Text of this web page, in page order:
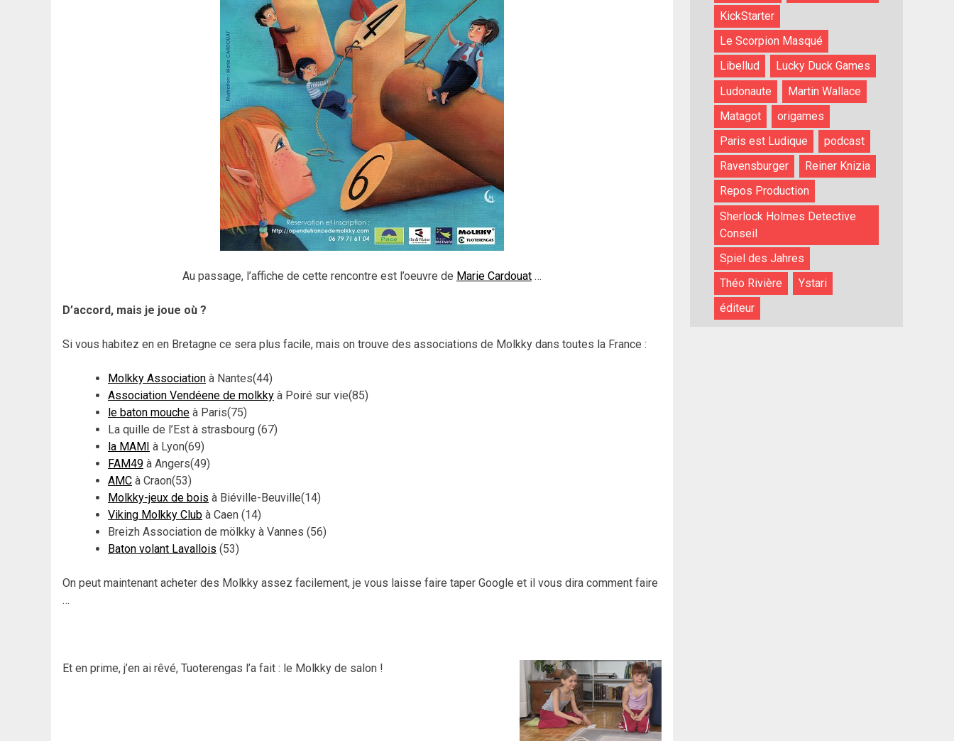
Au passage, l’affiche de cette rencontre est l’oeuvre de Marie Cardouat …
D’accord, mais je joue où ?
Si vous habitez en en Bretagne ce sera plus facile, mais on trouve des associations de Molkky dans toutes la France :
Molkky Association à Nantes(44)
Association Vendéene de molkky à Poiré sur vie(85)
le baton mouche à Paris(75)
La quille de l’Est à strasbourg (67)
la MAMI à Lyon(69)
FAM49 à Angers(49)
AMC à Craon(53)
Molkky-jeux de bois à Biéville-Beuville(14)
Viking Molkky Club à Caen (14)
Breizh Association de mölkky à Vannes (56)
Baton volant Lavallois (53)
On peut maintenant acheter des Molkky assez facilement, je vous laisse faire taper Google et il vous dira comment faire
…
Et en prime, j’en ai rêvé, Tuoterengas l’a fait : le Molkky de salon !
KickStarter
Le Scorpion Masqué
Libellud
Lucky Duck Games
Ludonaute
Martin Wallace
Matagot
origames
Paris est Ludique
podcast
Ravensburger
Reiner Knizia
Repos Production
Sherlock Holmes Detective
Conseil
Spiel des Jahres
Théo Rivière
Ystari
éditeur